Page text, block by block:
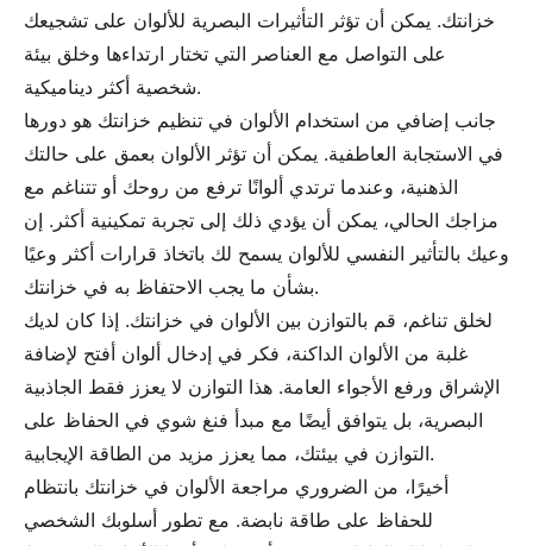
خزانتك. يمكن أن تؤثر التأثيرات البصرية للألوان على تشجيعك
على التواصل مع العناصر التي تختار ارتداءها وخلق بيئة
شخصية أكثر ديناميكية.
جانب إضافي من استخدام الألوان في تنظيم خزانتك هو دورها
في الاستجابة العاطفية. يمكن أن تؤثر الألوان بعمق على حالتك
الذهنية، وعندما ترتدي ألوانًا ترفع من روحك أو تتناغم مع
مزاجك الحالي، يمكن أن يؤدي ذلك إلى تجربة تمكينية أكثر. إن
وعيك بالتأثير النفسي للألوان يسمح لك باتخاذ قرارات أكثر وعيًا
بشأن ما يجب الاحتفاظ به في خزانتك.
لخلق تناغم، قم بالتوازن بين الألوان في خزانتك. إذا كان لديك
غلبة من الألوان الداكنة، فكر في إدخال ألوان أفتح لإضافة
الإشراق ورفع الأجواء العامة. هذا التوازن لا يعزز فقط الجاذبية
البصرية، بل يتوافق أيضًا مع مبدأ فنغ شوي في الحفاظ على
التوازن في بيئتك، مما يعزز مزيد من الطاقة الإيجابية.
أخيرًا، من الضروري مراجعة الألوان في خزانتك بانتظام
للحفاظ على طاقة نابضة. مع تطور أسلوبك الشخصي